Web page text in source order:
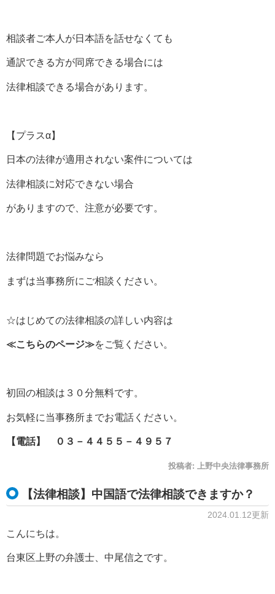
相談者ご本人が日本語を話せなくても
通訳できる方が同席できる場合には
法律相談できる場合があります。
【プラスα】
日本の法律が適用されない案件については
法律相談に対応できない場合
がありますので、注意が必要です。
法律問題でお悩みなら
まずは当事務所にご相談ください。
☆はじめての法律相談の詳しい内容は
≪こちらのページ≫をご覧ください。
初回の相談は３０分無料です。
お気軽に当事務所までお電話ください。
【電話】 ０３－４４５５－４９５７
投稿者: 上野中央法律事務所
【法律相談】中国語で法律相談できますか？
2024.01.12更新
こんにちは。
台東区上野の弁護士、中尾信之です。